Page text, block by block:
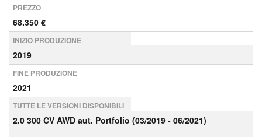
PREZZO
68.350 €
INIZIO PRODUZIONE
2019
FINE PRODUZIONE
2021
TUTTE LE VERSIONI DISPONIBILI
2.0 300 CV AWD aut. Portfolio (03/2019 - 06/2021)